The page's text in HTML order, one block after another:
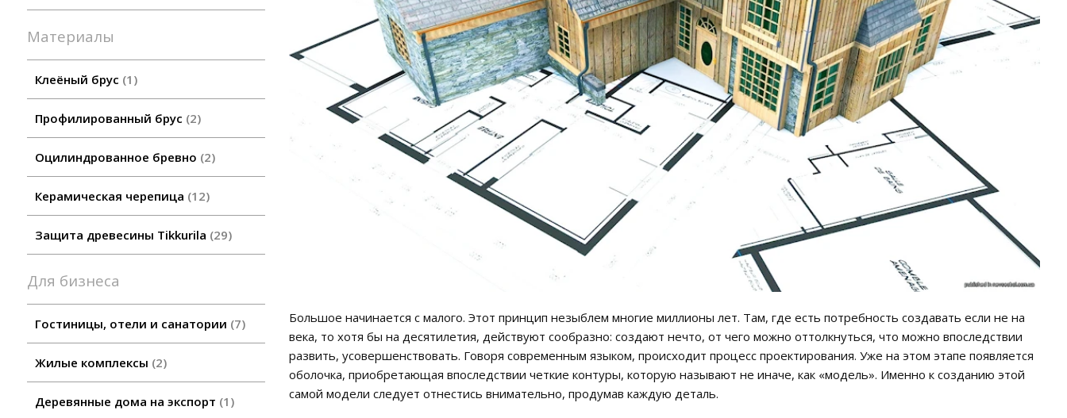
Материалы
Клеёный брус 1
Профилированный брус 2
Оцилиндрованное бревно 2
Керамическая черепица 12
Защита древесины Tikkurila 29
Для бизнеса
Гостиницы, отели и санатории 7
Жилые комплексы 2
Деревянные дома на экспорт 1
Большое начинается с малого. Этот принцип незыблем многие миллионы лет. Там, где есть потребность создавать если не на
века, то хотя бы на десятилетия, действуют сообразно: создают нечто, от чего можно оттолкнуться, что можно впоследствии
развить, усовершенствовать. Говоря современным языком, происходит процесс проектирования. Уже на этом этапе появляется
оболочка, приобретающая впоследствии четкие контуры, которую называют не иначе, как «модель». Именно к созданию этой
самой модели следует отнестись внимательно, продумав каждую деталь.